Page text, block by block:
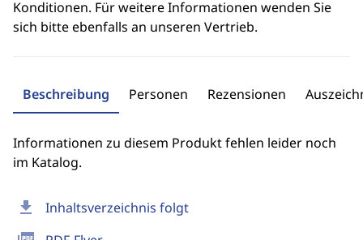
download Inhaltsverzeichnis folgt
Konditionen. Für weitere Informationen wenden Sie
sich bitte ebenfalls an unseren Vertrieb.
Beschreibung Personen Rezensionen
Informationen zu diesem Produkt fehlen leider noch
im Katalog.